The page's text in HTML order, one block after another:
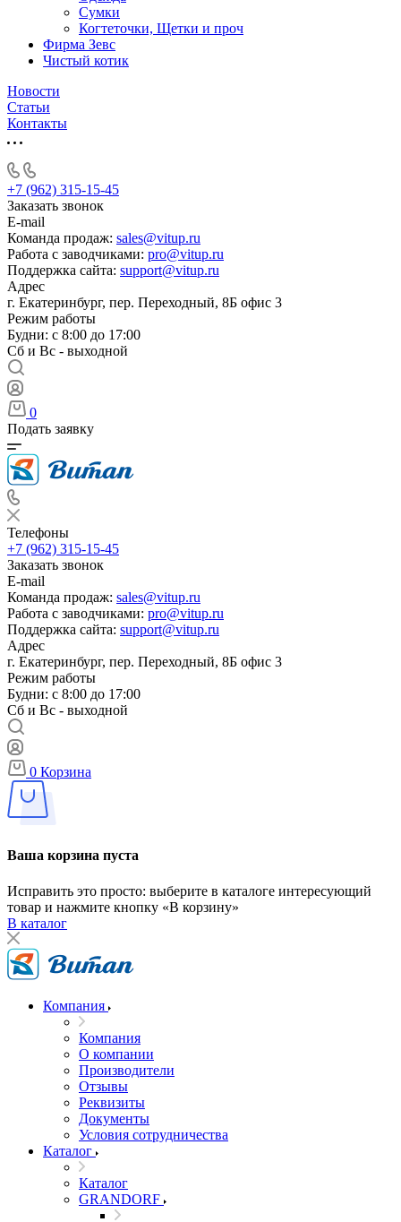
Сумки
Когтеточки, Щетки и проч
Фирма Зевс
Чистый котик
Новости
Статьи
Контакты
+7 (962) 315-15-45
Заказать звонок
E-mail
Команда продаж: sales@vitup.ru
Работа с заводчиками: pro@vitup.ru
Поддержка сайта: support@vitup.ru
Адрес
г. Екатеринбург, пер. Переходный, 8Б офис 3
Режим работы
Будни: с 8:00 до 17:00
Сб и Вс - выходной
0
Подать заявку
Телефоны
+7 (962) 315-15-45
Заказать звонок
E-mail
Команда продаж: sales@vitup.ru
Работа с заводчиками: pro@vitup.ru
Поддержка сайта: support@vitup.ru
Адрес
г. Екатеринбург, пер. Переходный, 8Б офис 3
Режим работы
Будни: с 8:00 до 17:00
Сб и Вс - выходной
0 Корзина
Ваша корзина пуста
Исправить это просто: выберите в каталоге интересующий
товар и нажмите кнопку «В корзину»
В каталог
Компания
Компания
О компании
Производители
Отзывы
Реквизиты
Документы
Условия сотрудничества
Каталог
Каталог
GRANDORF